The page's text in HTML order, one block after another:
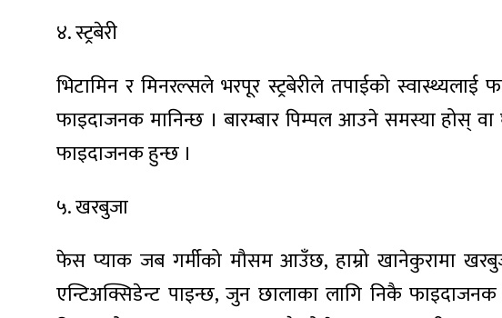
४. स्ट्रबेरी
भिटामिन र मिनरल्सले भरपूर स्ट्रबेरीले तपाईको स्वास्थ्यलाई
फाइदाजनक मानिन्छ । बारम्बार पिम्पल आउने समस्या होस् वा
फाइदाजनक हुन्छ ।
५. खरबुजा
फेस प्याक जब गर्मीको मौसम आउँछ, हाम्रो खानेकुरामा
एन्टिअक्सिडेन्ट पाइन्छ, जुन छालाका लागि निकै